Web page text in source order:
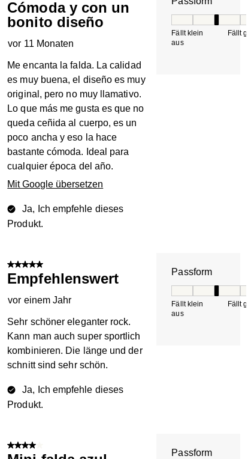
Cómoda y con un
bonito diseño
vor 11 Monaten
Me encanta la falda. La calidad
es muy buena, el diseño es muy
original, pero no muy llamativo.
Lo que más me gusta es que no
queda ceñida al cuerpo, es un
poco ancha y eso la hace
bastante cómoda. Ideal para
cualquier época del año.
Mit Google übersetzen
Ja, Ich empfehle dieses
Produkt.
Fällt klein
aus
Fällt
5 von 5 Sternen.
Empfehlenswert
vor einem Jahr
Sehr schöner eleganter rock.
Kann man auch super sportlich
kombinieren. Die länge und der
schnitt sind sehr schön.
Ja, Ich empfehle dieses
Produkt.
Passform
Fällt klein
aus
Fällt
4 von 5 Sternen.
Passform